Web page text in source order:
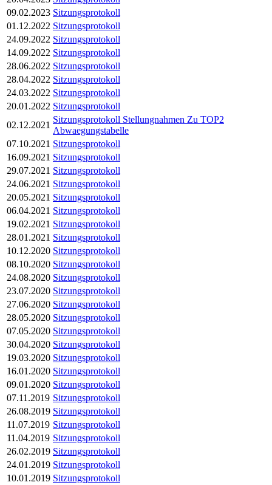
09.02.2023 Sitzungsprotokoll
01.12.2022 Sitzungsprotokoll
24.09.2022 Sitzungsprotokoll
14.09.2022 Sitzungsprotokoll
28.06.2022 Sitzungsprotokoll
28.04.2022 Sitzungsprotokoll
24.03.2022 Sitzungsprotokoll
20.01.2022 Sitzungsprotokoll
02.12.2021
Sitzungsprotokoll Stellungnahmen Zu TOP2
Abwaegungstabelle
07.10.2021 Sitzungsprotokoll
16.09.2021 Sitzungsprotokoll
29.07.2021 Sitzungsprotokoll
24.06.2021 Sitzungsprotokoll
20.05.2021 Sitzungsprotokoll
06.04.2021 Sitzungsprotokoll
19.02.2021 Sitzungsprotokoll
28.01.2021 Sitzungsprotokoll
10.12.2020 Sitzungsprotokoll
08.10.2020 Sitzungsprotokoll
24.08.2020 Sitzungsprotokoll
23.07.2020 Sitzungsprotokoll
27.06.2020 Sitzungsprotokoll
28.05.2020 Sitzungsprotokoll
07.05.2020 Sitzungsprotokoll
30.04.2020 Sitzungsprotokoll
19.03.2020 Sitzungsprotokoll
16.01.2020 Sitzungsprotokoll
09.01.2020 Sitzungsprotokoll
07.11.2019 Sitzungsprotokoll
26.08.2019 Sitzungsprotokoll
11.07.2019 Sitzungsprotokoll
11.04.2019 Sitzungsprotokoll
26.02.2019 Sitzungsprotokoll
24.01.2019 Sitzungsprotokoll
10.01.2019 Sitzungsprotokoll